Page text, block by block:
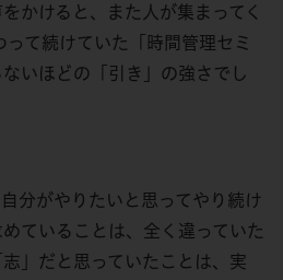
かけると、また人が集まってく
て続けていた「時間管理セミ
いほどの「引き」の強さでし
分がやりたいと思ってやり続け
ていることは、全く違っていた
」だと思っていたことは、実